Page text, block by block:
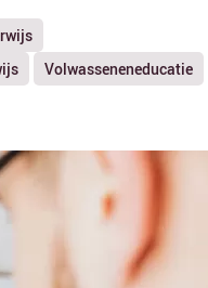
Volwasseneneducatie